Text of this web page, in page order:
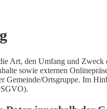
Art, den Umfang und
sowie externen
Gemeinde/Ortsgruppe. Im